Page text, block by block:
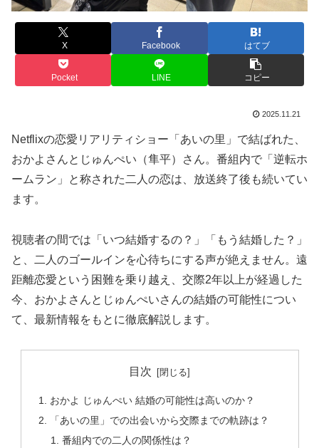
X Facebook はてブ
Pocket LINE コピー
2025.11.21
Netflixの恋愛リアリティショー「あいの里」で結ばれた、
おかよさんとじゅんぺい（隼平）さん。番組内で「逆転ホ
ームラン」と称された二人の恋は、放送終了後も続いてい
ます。
視聴者の間では「いつ結婚するの？」「もう結婚した？」
と、二人のゴールインを心待ちにする声が絶えません。遠
距離恋愛という困難を乗り越え、交際2年以上が経過した
今、おかよさんとじゅんぺいさんの結婚の可能性につい
て、最新情報をもとに徹底解説します。
目次
おかよ じゅんぺい 結婚の可能性は高いのか？
「あいの里」での出会いから交際までの軌跡は？
番組内での二人の関係性は？